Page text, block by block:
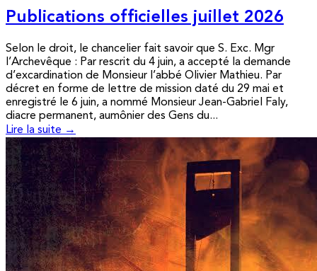
Publications officielles juillet 2026
Selon le droit, le chancelier fait savoir que S. Exc. Mgr
l’Archevêque : Par rescrit du 4 juin, a accepté la demande
d’excardination de Monsieur l’abbé Olivier Mathieu. Par
décret en forme de lettre de mission daté du 29 mai et
enregistré le 6 juin, a nommé Monsieur Jean-Gabriel Faly,
diacre permanent, aumônier des Gens du...
Lire la suite →